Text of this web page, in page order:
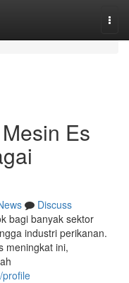
Es
Discuss
bagi banyak sektor
industri perikanan.
meningkat ini,
profile